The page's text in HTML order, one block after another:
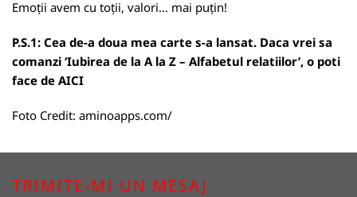
Emoții avem cu toții, valori... mai puțin!
P.S.1: Cea de-a doua mea carte s-a lansat. Daca vrei sa
comanzi ‘Iubirea de la A la Z – Alfabetul relatiilor’, o poti
face de AICI
Foto Credit: aminoapps.com/
TRIMITE-MI UN MESAJ